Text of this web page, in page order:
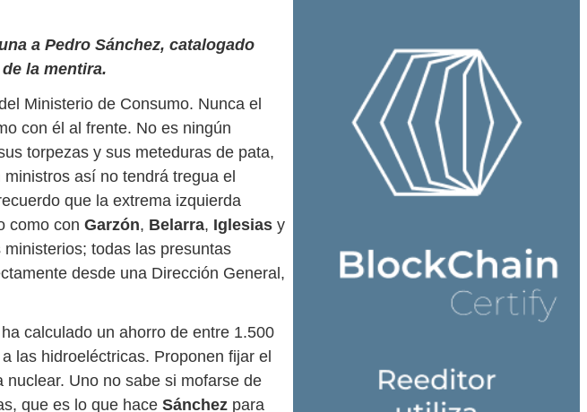
a Pedro Sánchez, catalogado
la mentira.
Ministerio de Consumo. Nunca el
con él al frente. No es ningún
torpezas y sus meteduras de pata,
así no tendrá tregua el
que la extrema izquierda
como con Garzón, Belarra, Iglesias y
todas las presuntas
desde una Dirección General,
calculado un ahorro de entre 1.500
las hidroeléctricas. Proponen fijar el
Uno no sabe si mofarse de
que es lo que hace Sánchez para